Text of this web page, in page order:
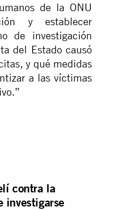
de la ONU
y establecer
de investigación
del Estado causó
y qué medidas
a las víctimas
contra la
investigarse